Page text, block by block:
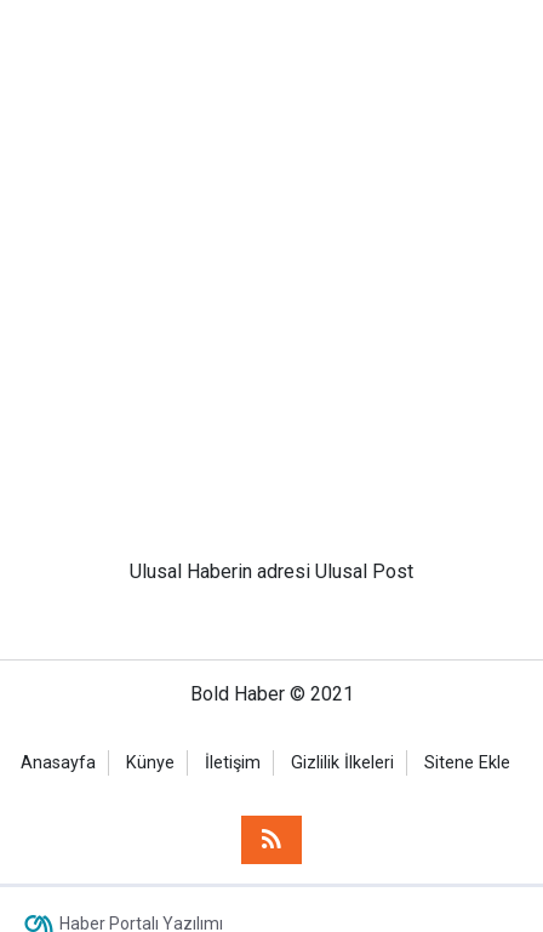
Ulusal Haberin adresi Ulusal Post
Bold Haber © 2021
Anasayfa Künye İletişim Gizlilik İlkeleri Sitene Ekle
Haber Portalı Yazılımı